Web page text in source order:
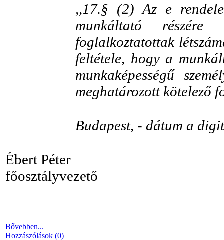
,,17.§ (2) Az e
munkáltató
foglalkoztatottak
feltétele, hogy a
munkaképességű
meghatározott kötelező
Budapest, - dátum a
Ébert Péter
főosztályvezető
Bővebben...
Hozzászólások (0)